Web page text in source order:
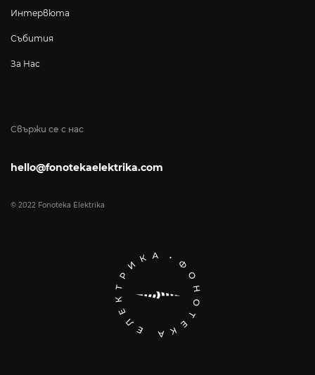
Свържи се с нас
hello@fonotekaelektrika.com
© 2022 Fonoteka Elektrika
Интервюта
Събития
За Нас